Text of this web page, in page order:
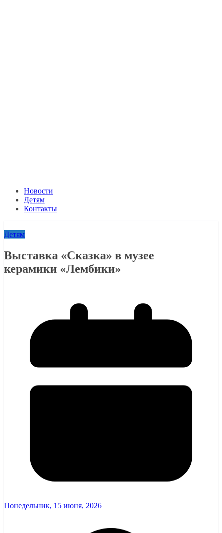
Новости
Детям
Контакты
Детям
Выставка «Сказка» в музее
керамики «Лембики»
Понедельник, 15 июня, 2026